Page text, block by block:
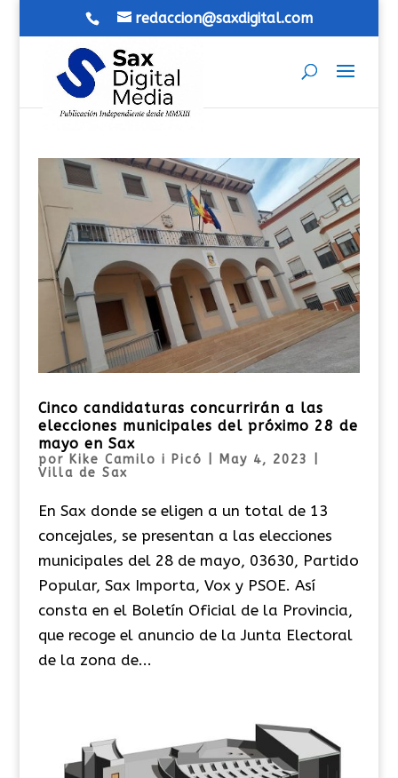
redaccion@saxdigital.com
Cinco candidaturas concurrirán a las
elecciones municipales del próximo 28 de
mayo en Sax
por Kike Camilo i Picó May 4, 2023
Villa de Sax
En Sax donde se eligen a un total de 13
concejales, se presentan a las elecciones
municipales del 28 de mayo, 03630, Partido
Popular, Sax Importa, Vox y PSOE. Así
consta en el Boletín Oficial de la Provincia,
que recoge el anuncio de la Junta Electoral
de la zona de...